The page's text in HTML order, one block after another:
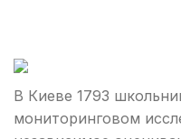
В Киеве 1793
мониторинговом